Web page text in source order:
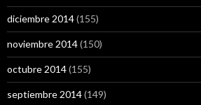
diciembre 2014(155)
noviembre 2014(150)
octubre 2014(155)
septiembre 2014(149)